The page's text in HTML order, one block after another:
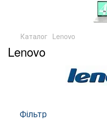
Каталог Lenovo
Lenovo
Фільтр